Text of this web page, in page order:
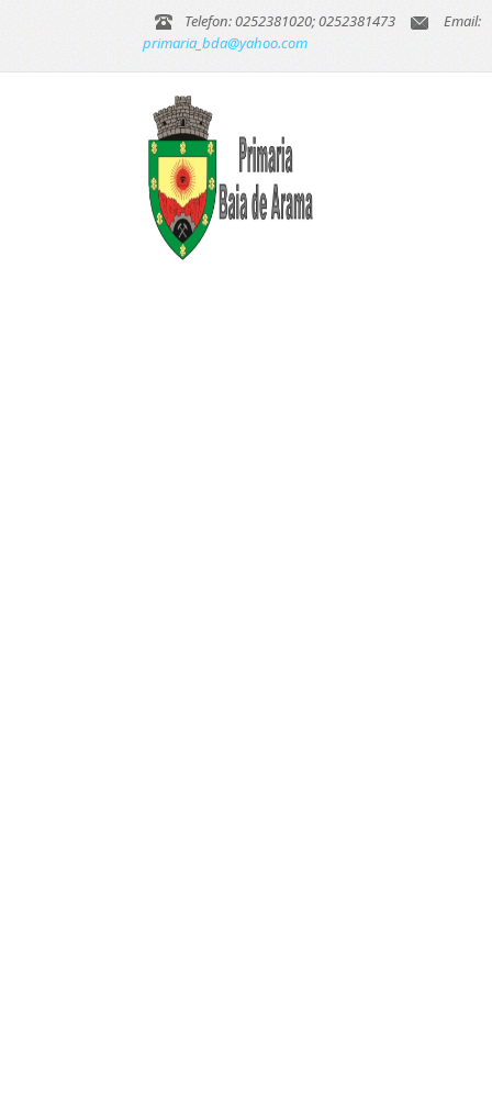
Telefon: 0252381020; 0252381473
Email:
primaria_bda@yahoo.com